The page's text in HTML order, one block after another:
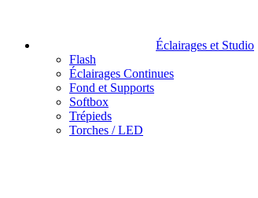
Éclairages et Studio
Flash
Éclairages Continues
Fond et Supports
Softbox
Trépieds
Torches / LED